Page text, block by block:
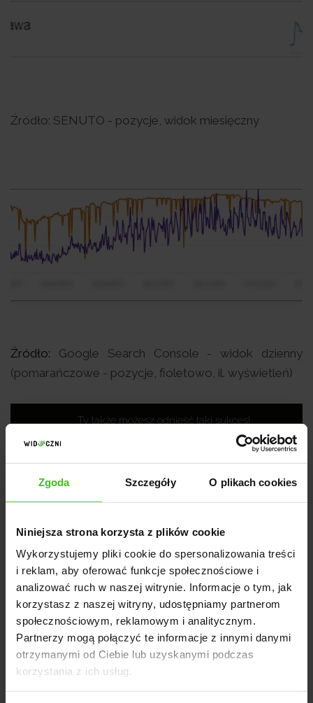
Zgoda Szczegóły O plikach cookies
Niniejsza strona korzysta z plików cookie
Wykorzystujemy pliki cookie do spersonalizowania treści
i reklam, aby oferować funkcje społecznościowe i
analizować ruch w naszej witrynie. Informacje o tym, jak
korzystasz z naszej witryny, udostępniamy partnerom
społecznościowym, reklamowym i analitycznym.
Partnerzy mogą połączyć te informacje z innymi danymi
otrzymanymi od Ciebie lub uzyskanymi podczas
korzystania z ich usług.
Źródło: SENUTO - pozycje, widok miesięczny
Źródło: Google Search Console - widok dzienny
(pomarańczowe - pozycje, fioletowo, il. wyświetleń)
Ty także możesz odnieść taki sukces!
Jakie działania wdrożyliśmy?
Aby wypracować powyższy efekt niezbędna była
synergia kilku działań wdrażanych jednocześnie.
Nasz zespół postawił na:
Content marketing na blogu